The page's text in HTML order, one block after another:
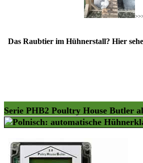
Das Raubtier im Hühnerstall? Hier
Serie PHB2 Poultry House